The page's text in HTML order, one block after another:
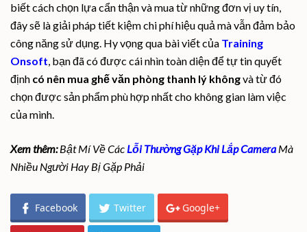
biết cách chọn lựa cẩn thận và mua từ những đơn vị uy tín,
đây sẽ là giải pháp tiết kiệm chi phí hiệu quả mà vẫn đảm bảo
công năng sử dụng. Hy vọng qua bài viết của Training
Onsoft, bạn đã có được cái nhìn toàn diện để tự tin quyết
định có nên mua ghế văn phòng thanh lý khôngvà từ đó
chọn được sản phẩm phù hợp nhất cho không gian làm việc
của mình.
Xem thêm:Bật Mí Về Các Lỗi Thường Gặp Khi Lắp CameraMà
Nhiều Người Hay Bị Gặp Phải
Facebook Twitter Google+